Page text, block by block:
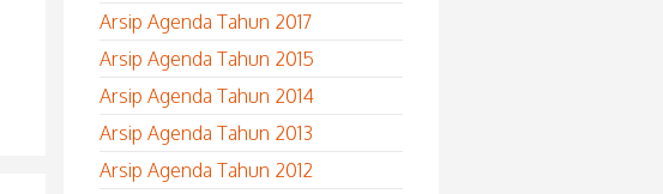
Arsip Agenda Tahun 2017
Arsip Agenda Tahun 2015
Arsip Agenda Tahun 2014
Arsip Agenda Tahun 2013
Arsip Agenda Tahun 2012